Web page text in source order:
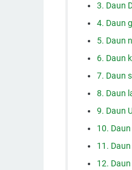
3. Daun
4. Daun
5. Daun
6. Daun
7. Daun
8. Daun
9. Daun
10.
11.
12.